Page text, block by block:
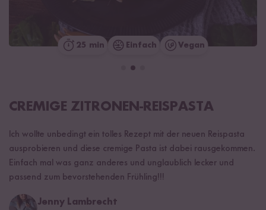
25 min Einfach Vegan
CREMIGE ZITRONEN-REISPASTA
Ich wollte unbedingt ein tolles Rezept mit der neuen Reispasta
ausprobieren und diese cremige Pasta ist dabei rausgekommen.
Einfach mal was ganz anderes und unglaublich lecker und
passend zum bevorstehenden Frühling!!!
Jenny Lambrecht